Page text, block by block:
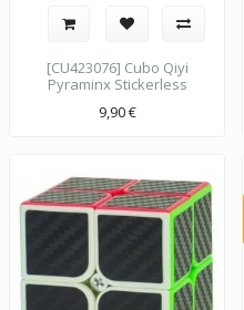
[CU423076] Cubo Qiyi
Pyraminx Stickerless
9,90€